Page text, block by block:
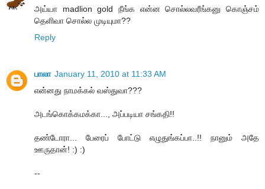
அய்யா madlion gold நீங்க என்ன சொல்லவரீங்கனு கொஞ்சம்
தெளிவா சொல்ல முடியுமா??
Reply
பாலா January 11, 2010 at 11:33 AM
என்னது நாமக்கல் வஸ்துவா???
அடங்கொக்கமக்கா..., அப்படியா சங்கதி!!
தண்டோரா... பேரைப் போட்டு எழுதுங்கப்பா..!! நானும் அதே
ஊருதான்! :) :)
--